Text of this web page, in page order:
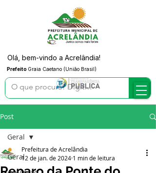
Prefeito Graia Caetano (União Brasil)
Olá, bem-vindo a Acrelândia!
Post
Geral
Geral
Prefeitura de Acrelândia
12 de jan. de 2024 1 min de leitura